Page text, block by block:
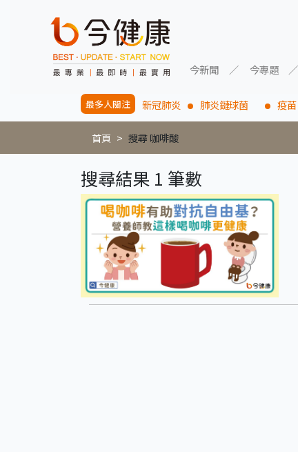
今新聞 今專題
最多人關注 新冠肺炎 肺炎鏈球菌 疫苗
首頁 搜尋 咖啡酸
搜尋結果 1 筆數